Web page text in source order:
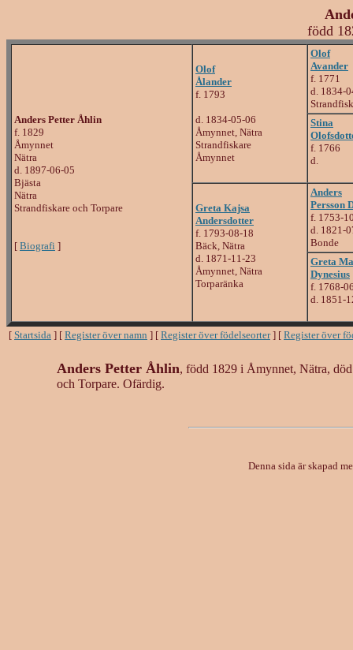
född
Anders Petter Åhlin
f. 1829
Åmynnet
Nätra
d. 1897-06-05
Bjästa
Nätra
Strandfiskare och Torpare
[ Biografi ]
Olof
Ålander
f. 1793
d. 1834-05-06
Åmynnet, Nätra
Strandfiskare
Åmynnet
Olof
Avander
f. 1771
d. 1834-
Stina
f. 1766
d.
Greta Kajsa
Andersdotter
f. 1793-08-18
Bäck, Nätra
d. 1871-11-23
Åmynnet, Nätra
Torparänka
Anders
Persson
f. 1753-
d. 1821-
Bonde
Greta
Dynesius
f. 1768-
d. 1851-
[ Startsida ] [ Register över namn ] [ Register över födelseorter] [ Register över
Anders Petter Åhlin, född 1829 i Åmynnet, Nätra,
och Torpare. Ofärdig.
Denna sida är skapad